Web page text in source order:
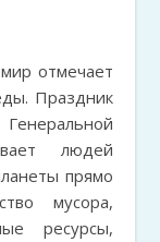
Праздник
людей
прямо
мусора,
ресурсы,